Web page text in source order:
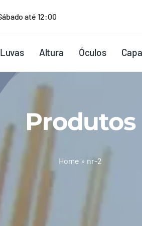
até 12:00
Luvas Altura Óculos
Produtos
Home » nr-2